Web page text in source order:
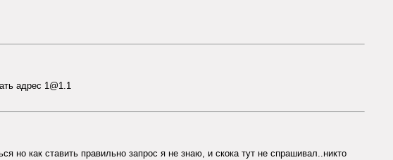
адрес 1@1.1
но как ставить правильно запрос я не знаю, и скока тут не спрашивал..никто